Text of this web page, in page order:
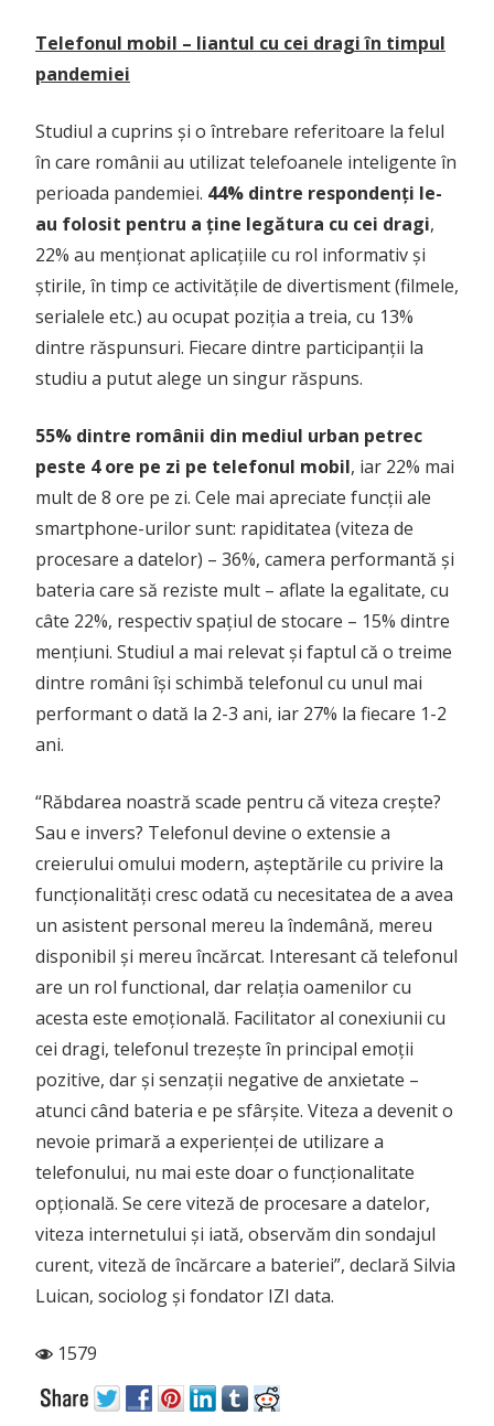
Telefonul mobil – liantul cu cei dragi în timpul
pandemiei
Studiul a cuprins și o întrebare referitoare la felul
în care românii au utilizat telefoanele inteligente în
perioada pandemiei. 44% dintre respondenți le-
au folosit pentru a ține legătura cu cei dragi,
22% au menționat aplicațiile cu rol informativ și
știrile, în timp ce activitățile de divertisment (filmele,
serialele etc.) au ocupat poziția a treia, cu 13%
dintre răspunsuri. Fiecare dintre participanții la
studiu a putut alege un singur răspuns.
55% dintre românii din mediul urban petrec
peste 4 ore pe zi pe telefonul mobil, iar 22% mai
mult de 8 ore pe zi. Cele mai apreciate funcții ale
smartphone-urilor sunt: rapiditatea (viteza de
procesare a datelor) – 36%, camera performantă și
bateria care să reziste mult – aflate la egalitate, cu
câte 22%, respectiv spațiul de stocare – 15% dintre
mențiuni. Studiul a mai relevat și faptul că o treime
dintre români își schimbă telefonul cu unul mai
performant o dată la 2-3 ani, iar 27% la fiecare 1-2
ani.
“Răbdarea noastră scade pentru că viteza crește?
Sau e invers? Telefonul devine o extensie a
creierului omului modern, așteptările cu privire la
funcționalități cresc odată cu necesitatea de a avea
un asistent personal mereu la îndemână, mereu
disponibil și mereu încărcat. Interesant că telefonul
are un rol functional, dar relația oamenilor cu
acesta este emoțională. Facilitator al conexiunii cu
cei dragi, telefonul trezește în principal emoții
pozitive, dar și senzații negative de anxietate –
atunci când bateria e pe sfârșite. Viteza a devenit o
nevoie primară a experienței de utilizare a
telefonului, nu mai este doar o funcționalitate
opțională. Se cere viteză de procesare a datelor,
viteza internetului și iată, observăm din sondajul
curent, viteză de încărcare a bateriei”, declară Silvia
Luican, sociolog și fondator IZI data.
1579